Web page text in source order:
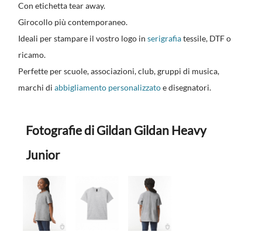
Con etichetta tear away.
Girocollo più contemporaneo.
Ideali per stampare il vostro logo inserigrafiatessile, DTF o
ricamo.
Perfette per scuole, associazioni, club, gruppi di musica,
marchi diabbigliamento personalizzatoe disegnatori.
Fotografie di Gildan Gildan Heavy
Junior